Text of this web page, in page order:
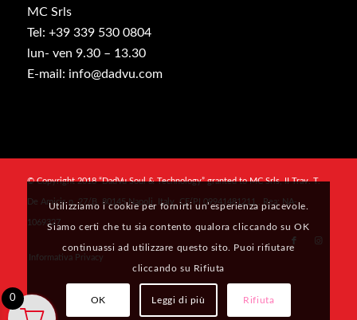
MC Srls
Tel: +39 339 530 0804
lun- ven 9.30 – 13.30
E-mail: info@dadvu.com
© Copyright 2018 “DadVu Soul & Technology” granted to MC Srls, II Trav. T.
De Amicis n. 27/B, 80145 Napoli, Italy, CF/PI 09941481211 , Rea: NA-
1069327
Informativa Privacy
Utilizziamo i cookie per fornirti un’esperienza piacevole.
Siamo certi che tu sia contento qualora cliccando su OK
continuassi ad utilizzare questo sito. Puoi rifiutare
cliccando su Rifiuta
OK Leggi di più Rifiuta
0